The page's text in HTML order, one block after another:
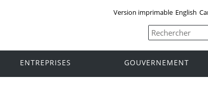
Version imprimable English
ENTREPRISES GOUVERNEMENT